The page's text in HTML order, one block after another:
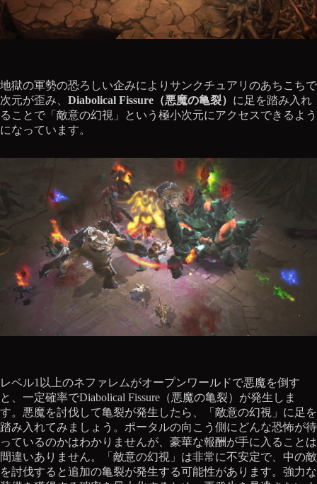
地獄の軍勢の恐ろしい企みによりサンクチュアリのあちこちで
次元が歪み、 Diabolical Fissure（悪魔の亀裂） に足を踏み入れ
ることで「敵意の幻視」という極小次元にアクセスできるよう
になっています。
レベル1以上のネファレムがオープンワールドで悪魔を倒す
と、一定確率でDiabolical Fissure（悪魔の亀裂）が発生しま
す。悪魔を討伐して亀裂が発生したら、「敵意の幻視」に足を
踏み入れてみましょう。ポータルの向こう側にどんな恐怖が待
っているのかはわかりませんが、豪華な報酬が手に入ることは
間違いありません。「敵意の幻視」は非常に不安定で、中の敵
を討伐すると追加の亀裂が発生する可能性があります。強力な